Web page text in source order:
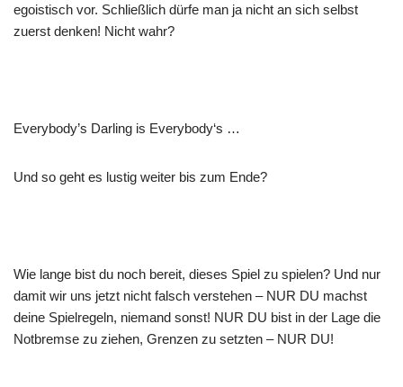
egoistisch vor. Schließlich dürfe man ja nicht an sich selbst
zuerst denken! Nicht wahr?
Everybody’s Darling is Everybody‘s …
Und so geht es lustig weiter bis zum Ende?
Wie lange bist du noch bereit, dieses Spiel zu spielen? Und nur
damit wir uns jetzt nicht falsch verstehen – NUR DU machst
deine Spielregeln, niemand sonst! NUR DU bist in der Lage die
Notbremse zu ziehen, Grenzen zu setzten – NUR DU!